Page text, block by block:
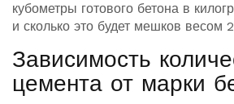
кубометры готового бетона в
и сколько это будет мешков весом
Зависимость
цемента от марки